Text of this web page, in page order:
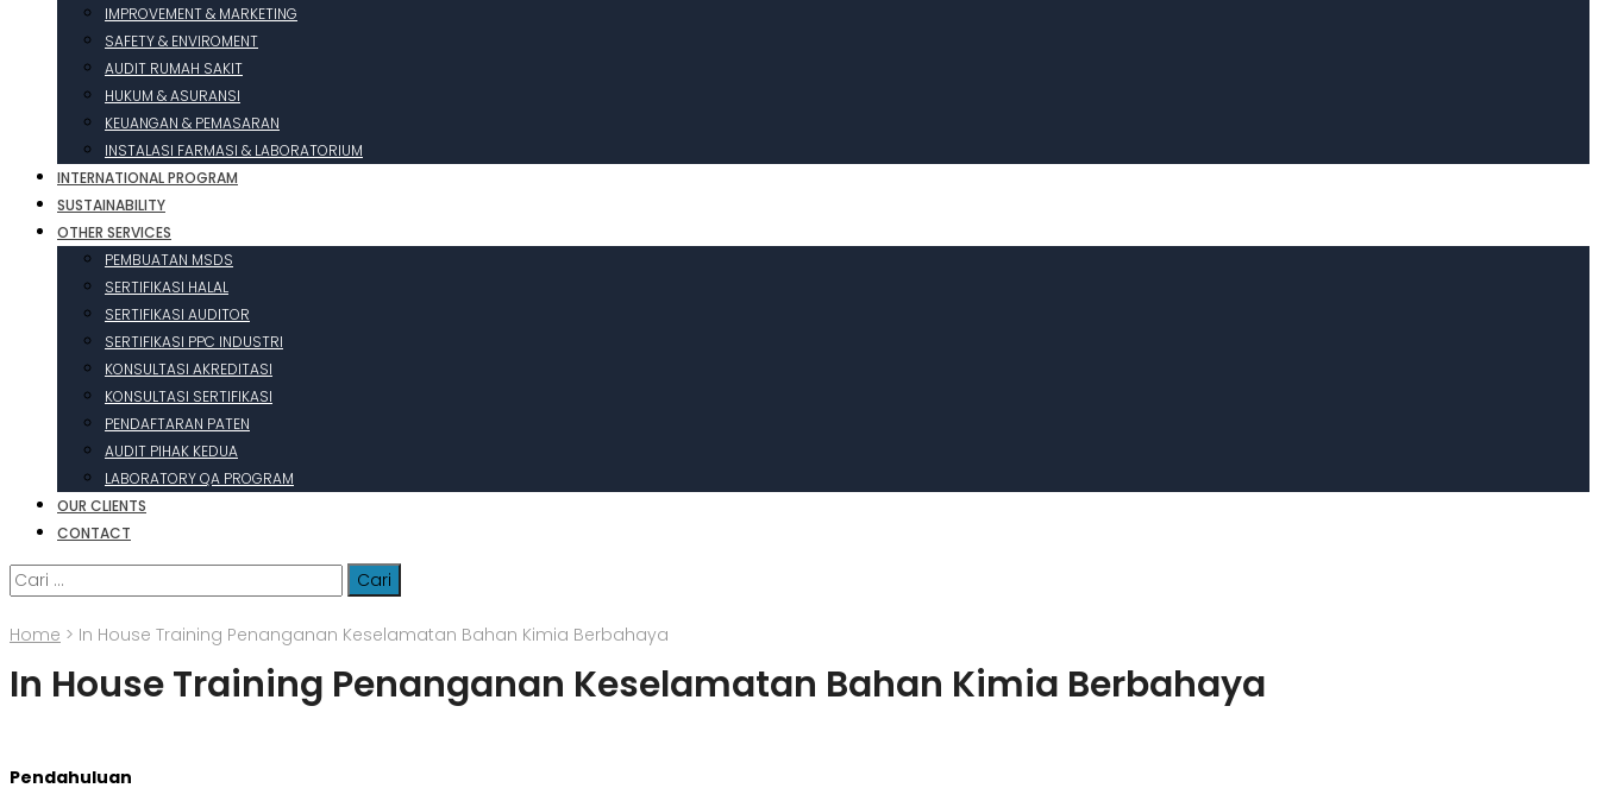
IMPROVEMENT & MARKETING
SAFETY & ENVIROMENT
AUDIT RUMAH SAKIT
HUKUM & ASURANSI
KEUANGAN & PEMASARAN
INSTALASI FARMASI & LABORATORIUM
INTERNATIONAL PROGRAM
SUSTAINABILITY
OTHER SERVICES
PEMBUATAN MSDS
SERTIFIKASI HALAL
SERTIFIKASI AUDITOR
SERTIFIKASI PPC INDUSTRI
KONSULTASI AKREDITASI
KONSULTASI SERTIFIKASI
PENDAFTARAN PATEN
AUDIT PIHAK KEDUA
LABORATORY QA PROGRAM
OUR CLIENTS
CONTACT
Cari
untuk:
Home > In House Training Penanganan Keselamatan Bahan Kimia Berbahaya
In House Training Penanganan Keselamatan Bahan Kimia Berbahaya
Pendahuluan